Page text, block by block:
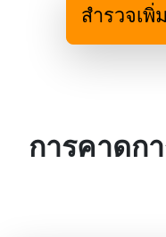
สํารวจเพิ่
การคาดก